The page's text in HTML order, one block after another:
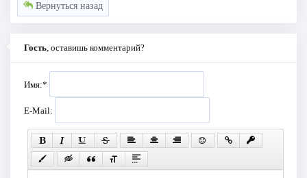
Вернуться назад
Гость, оставишь комментарий?
Имя:*
E-Mail: